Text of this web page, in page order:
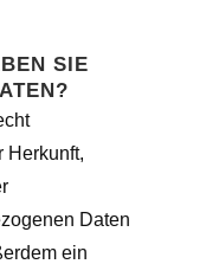
SIE
Herkunft,
Daten
ein